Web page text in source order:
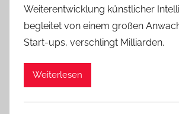
Weiterentwicklung künstlicher
begleitet von einem großen
Start-ups, verschlingt Milliarden.
Weiterlesen